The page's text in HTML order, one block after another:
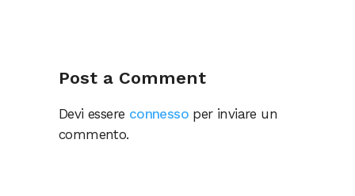
Post a Comment
Devi essere connesso per inviare un
commento.